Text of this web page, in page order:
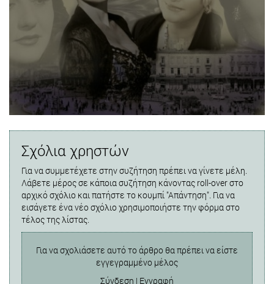
Σχόλια χρηστών
Για να συμμετέχετε στην συζήτηση πρέπει να γίνετε μέλη.
Λάβετε μέρος σε κάποια συζήτηση κάνοντας roll-over στο
αρχικό σχόλιο και πατήστε το κουμπί "Απάντηση". Για να
εισάγετε ένα νέο σχόλιο χρησιμοποιήστε την φόρμα στο
τέλος της λίστας.
Για να σχολιάσετε αυτό το άρθρο θα πρέπει να είστε
εγγεγραμμένο μέλος
Σύνδεση | Εγγραφή